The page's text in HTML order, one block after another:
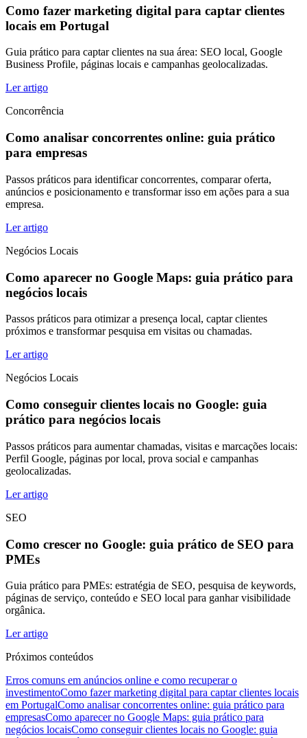
Como fazer marketing digital para captar clientes
locais em Portugal
Guia prático para captar clientes na sua área: SEO local, Google
Business Profile, páginas locais e campanhas geolocalizadas.
Ler artigo
Concorrência
Como analisar concorrentes online: guia prático
para empresas
Passos práticos para identificar concorrentes, comparar oferta,
anúncios e posicionamento e transformar isso em ações para a sua
empresa.
Ler artigo
Negócios Locais
Como aparecer no Google Maps: guia prático para
negócios locais
Passos práticos para otimizar a presença local, captar clientes
próximos e transformar pesquisa em visitas ou chamadas.
Ler artigo
Negócios Locais
Como conseguir clientes locais no Google: guia
prático para negócios locais
Passos práticos para aumentar chamadas, visitas e marcações locais:
Perfil Google, páginas por local, prova social e campanhas
geolocalizadas.
Ler artigo
SEO
Como crescer no Google: guia prático de SEO para
PMEs
Guia prático para PMEs: estratégia de SEO, pesquisa de keywords,
páginas de serviço, conteúdo e SEO local para ganhar visibilidade
orgânica.
Ler artigo
Próximos conteúdos
Erros comuns em anúncios online e como recuperar o
investimentoComo fazer marketing digital para captar clientes locais
em PortugalComo analisar concorrentes online: guia prático para
empresasComo aparecer no Google Maps: guia prático para
negócios locaisComo conseguir clientes locais no Google: guia